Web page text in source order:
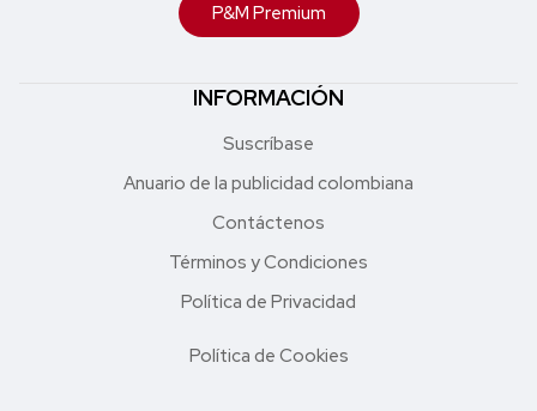
P&M Premium
INFORMACIÓN
Suscríbase
Anuario de la publicidad colombiana
Contáctenos
Términos y Condiciones
Política de Privacidad
Política de Cookies